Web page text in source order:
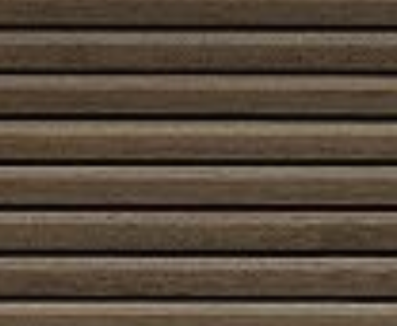
SIRO Unique-
savupiippu
Elegantti tilaihme
Siro Uniquessa turvallisuus ja tyyli
yhdistyvät saumattomasti.
Alan kehittynein eristerakenne
mahdollistaa savupiipulle siron
ulkohalkaisijan ja minimoi
suojaetäisyyden.